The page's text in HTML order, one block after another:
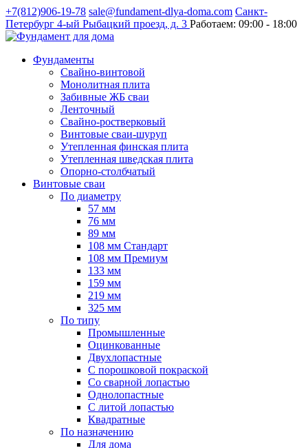
+7(812)906-19-78 sale@fundament-dlya-doma.com Санкт-
Петербург 4-ый Рыбацкий проезд, д. 3 Работаем: 09:00 - 18:00
Фундаменты
Свайно-винтовой
Монолитная плита
Забивные ЖБ сваи
Ленточный
Свайно-ростверковый
Винтовые сваи-шуруп
Утепленная финская плита
Утепленная шведская плита
Опорно-столбчатый
Винтовые сваи
По диаметру
57 мм
76 мм
89 мм
108 мм Стандарт
108 мм Премиум
133 мм
159 мм
219 мм
325 мм
По типу
Промышленные
Оцинкованные
Двухлопастные
С порошковой покраской
Со сварной лопастью
Однолопастные
С литой лопастью
Квадратные
По назначению
Для дома